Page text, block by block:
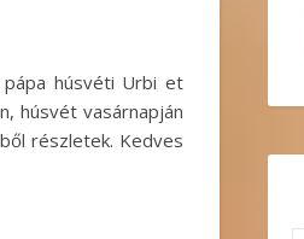
pápa húsvéti Urbi et
húsvét vasárnapján
részletek. Kedves